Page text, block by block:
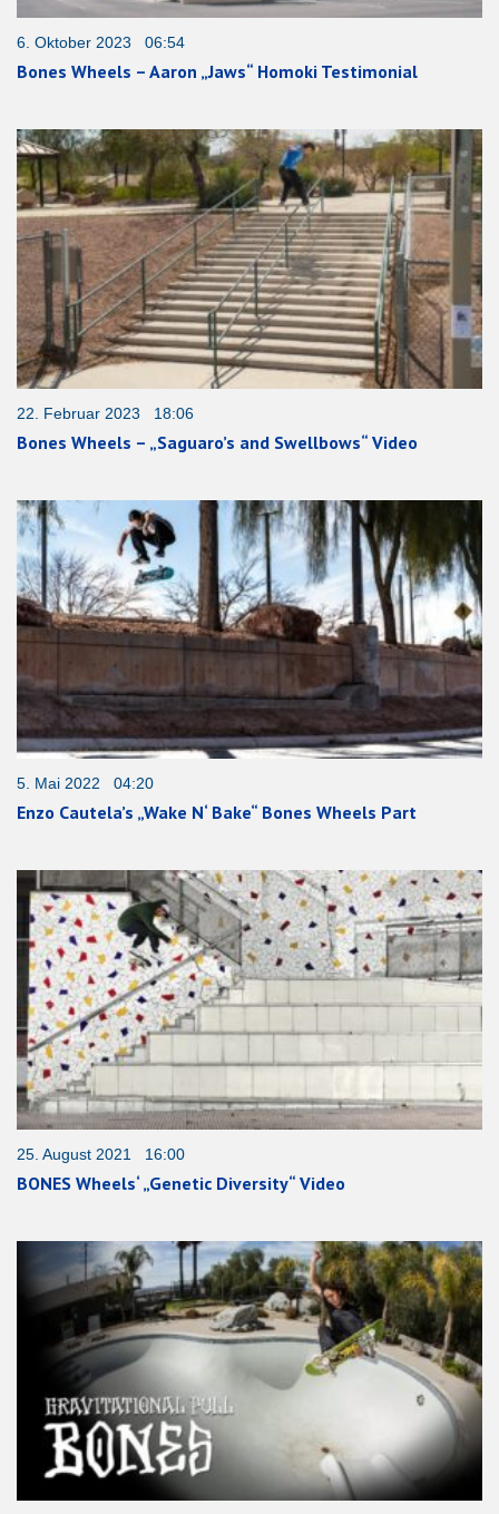
6. Oktober 2023 06:54
Bones Wheels – Aaron „Jaws“ Homoki Testimonial
22. Februar 2023 18:06
Bones Wheels – „Saguaro’s and Swellbows“ Video
5. Mai 2022 04:20
Enzo Cautela’s „Wake N‘ Bake“ Bones Wheels Part
25. August 2021 16:00
BONES Wheels‘ „Genetic Diversity“ Video